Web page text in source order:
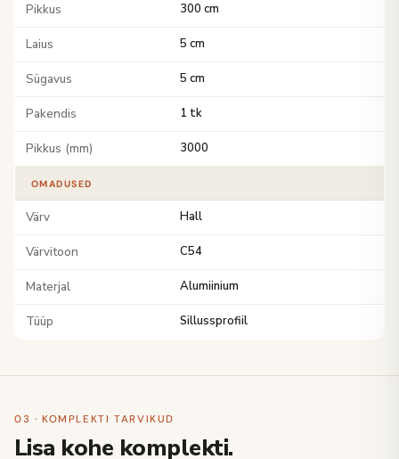
Pikkus 300 cm
Laius 5 cm
Sügavus 5 cm
Pakendis 1 tk
Pikkus (mm) 3000
OMADUSED
Värv Hall
Värvitoon C54
Materjal Alumiinium
Tüüp Sillussprofiil
03 · KOMPLEKTI TARVIKUD
Lisa kohe komplekti.